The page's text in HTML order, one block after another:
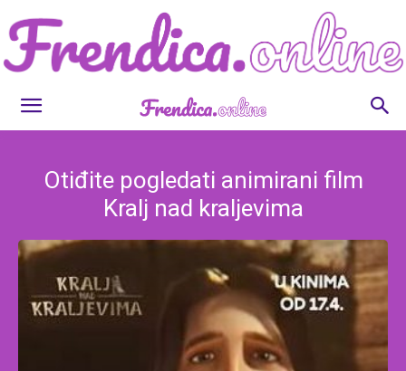
Frendica.online
Otiđite pogledati animirani film
Kralj nad kraljevima